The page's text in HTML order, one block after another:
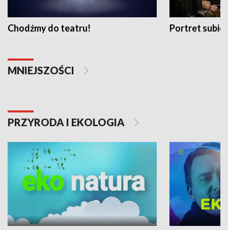
Chodźmy do teatru! Portret
MNIEJSZOŚCI
PRZYRODA I EKOLOGIA